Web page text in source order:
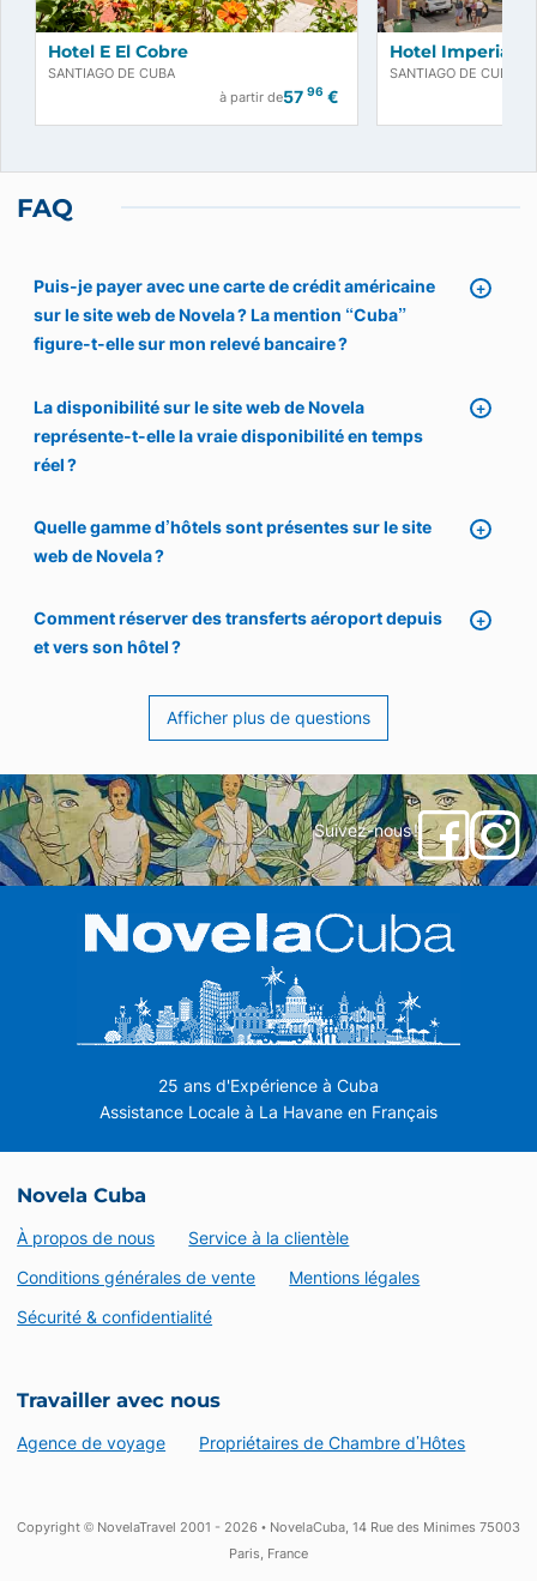
Hotel E El Cobre
SANTIAGO DE CUBA
à partir de57 96 €
Hotel Imperial
SANTIAGO DE CUBA
FAQ
Puis-je payer avec une carte de crédit américaine
sur le site web de Novela ? La mention “Cuba”
figure-t-elle sur mon relevé bancaire ?
La disponibilité sur le site web de Novela
représente-t-elle la vraie disponibilité en temps
réel ?
Quelle gamme d’hôtels sont présentes sur le site
web de Novela ?
Comment réserver des transferts aéroport depuis
et vers son hôtel ?
Afficher plus de questions
Suivez-nous !
25 ans d'Expérience à Cuba
Assistance Locale à La Havane en Français
Novela Cuba
À propos de nous
Service à la clientèle
Conditions générales de vente
Mentions légales
Sécurité & confidentialité
Travailler avec nous
Agence de voyage Propriétaires de Chambre d’Hôtes
Copyright © NovelaTravel 2001 - 2026 • NovelaCuba, 14 Rue des Minimes 75003
Paris, France